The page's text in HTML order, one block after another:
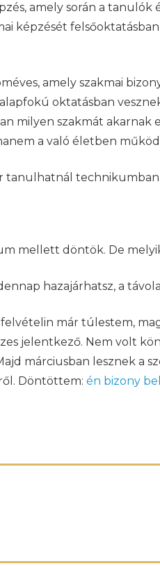
amely során a
képzését
amely szakmai
oktatásban
milyen szakmát akarnak
a való életben
tanulhatnál
mellett döntök. De
hazajárhatsz, a
felvételin már túlestem,
jelentkező. Nem volt
márciusban lesznek a
Döntöttem: én bizony